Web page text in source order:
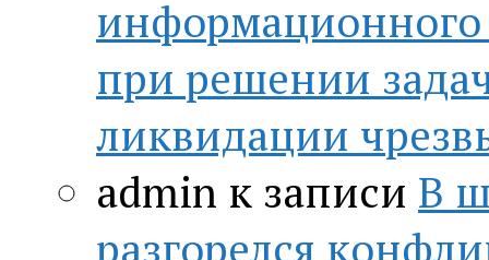
информационного
при решении
ликвидации
admin к записи В
разгорелся